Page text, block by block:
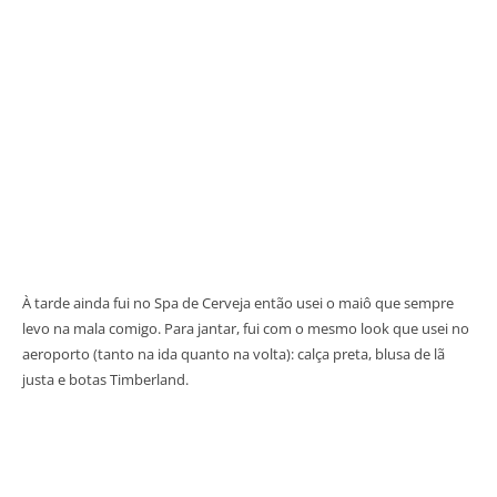
À tarde ainda fui no Spa de Cerveja então usei o maiô que sempre
levo na mala comigo. Para jantar, fui com o mesmo look que usei no
aeroporto (tanto na ida quanto na volta): calça preta, blusa de lã
justa e botas Timberland.